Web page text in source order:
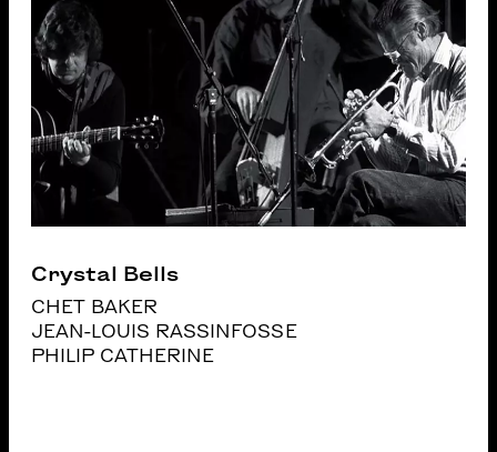
Crystal Bells
CHET BAKER
JEAN-LOUIS RASSINFOSSE
PHILIP CATHERINE